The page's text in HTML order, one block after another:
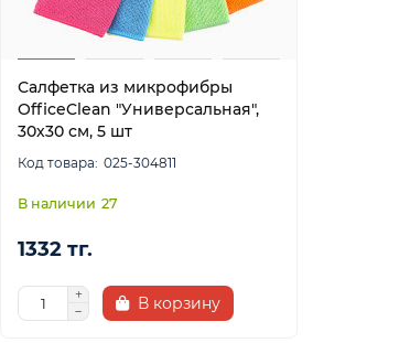
Салфетка из микрофибры
OfficeClean "Универсальная",
30х30 см, 5 шт
025-304811
27
1332 тг.
В корзину